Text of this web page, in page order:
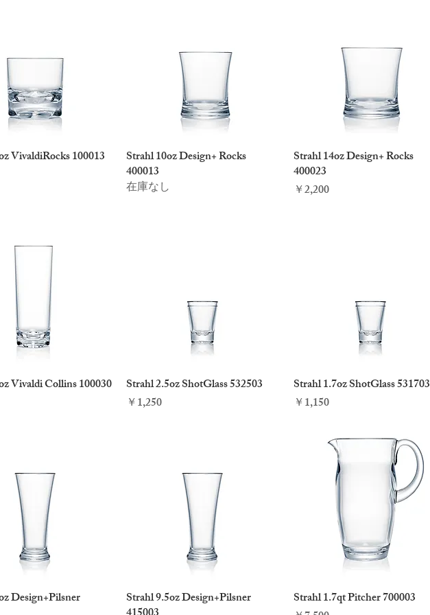
クイックビュー
VivaldiRocks 100013
クイックビュー
Strahl 10oz Design+ Rocks
400013
在庫なし
クイックビュー
Strahl 14oz Design+ Rocks
400023
価格
￥2,200
クイックビュー
Vivaldi Collins 100030
クイックビュー
Strahl 2.5oz ShotGlass 532503
価格
￥1,250
クイックビュー
Strahl 1.7oz ShotGlass 531703
価格
￥1,150
クイックビュー
Design+Pilsner クイックビュー
Strahl 9.5oz Design+Pilsner クイックビュー
Strahl 1.7qt Pitcher 700003